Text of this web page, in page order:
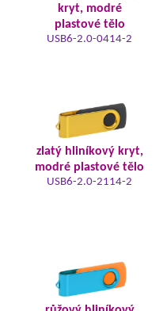
kryt, modré
plastové tělo
USB6-2.0-0414-2
zlatý hliníkový kryt,
modré plastové tělo
USB6-2.0-2114-2